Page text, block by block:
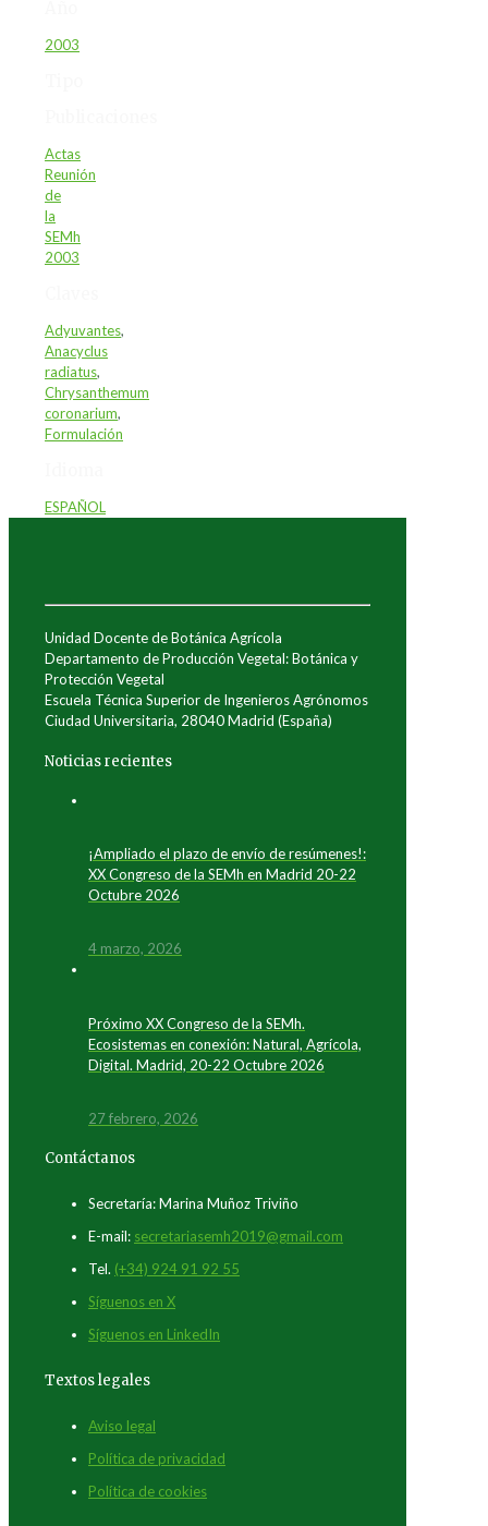
2003
Actas
Reunión
de
la
SEMh
2003
Adyuvantes,
Anacyclus
radiatus,
Chrysanthemum
coronarium,
Formulación
ESPAÑOL
Unidad Docente de Botánica Agrícola
Departamento de Producción Vegetal: Botánica y
Protección Vegetal
Escuela Técnica Superior de Ingenieros Agrónomos
Ciudad Universitaria, 28040 Madrid (España)
Noticias recientes
¡Ampliado el plazo de envío de resúmenes!:
XX Congreso de la SEMh en Madrid 20-22
Octubre 2026
4 marzo, 2026
Próximo XX Congreso de la SEMh.
Ecosistemas en conexión: Natural, Agrícola,
Digital. Madrid, 20-22 Octubre 2026
27 febrero, 2026
Contáctanos
Secretaría: Marina Muñoz Triviño
E-mail: secretariasemh2019@gmail.com
Tel. (+34) 924 91 92 55
Síguenos en X
Síguenos en LinkedIn
Textos legales
Aviso legal
Política de privacidad
Política de cookies